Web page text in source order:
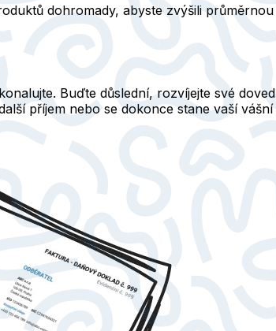
dohromady, abyste zvýšili
Buďte důslední, rozvíjejte své
příjem nebo se dokonce stane vaší